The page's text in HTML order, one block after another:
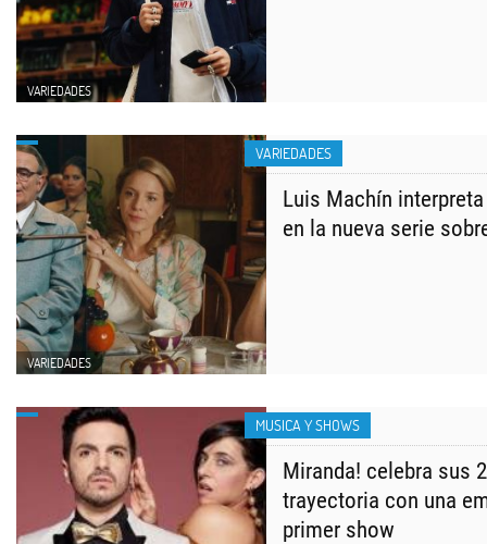
VARIEDADES
VARIEDADES
VARIEDADES
Luis Machín
en la nueva serie
MUSICA Y SHOWS
Miranda! celebra sus
trayectoria con una
primer show